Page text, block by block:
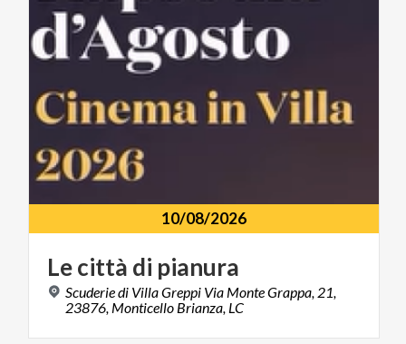
10/08/2026
Lecittà di pianura
Scuderie di Villa Greppi Via Monte Grappa, 21,
23876, Monticello Brianza, LC